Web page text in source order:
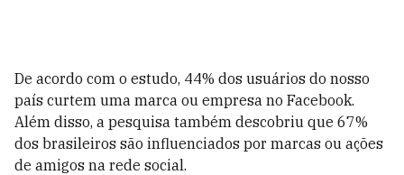
De acordo com o estudo, 44% dos usuários do nosso
país curtem uma marca ou empresa no Facebook.
Além disso, a pesquisa também descobriu que 67%
dos brasileiros são influenciados por marcas ou ações
de amigos na rede social.